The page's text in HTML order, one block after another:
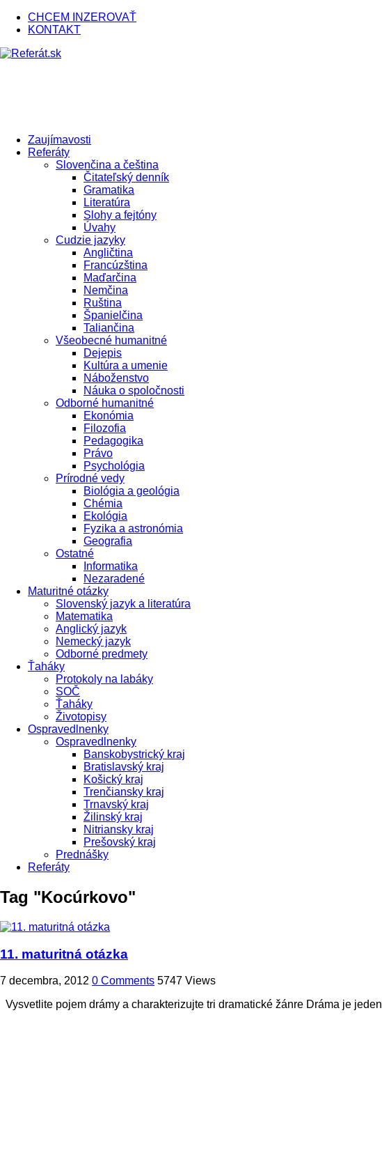
CHCEM INZEROVAŤ
KONTAKT
Zaujímavosti
Referáty
Slovenčina a čeština
Čitateľský denník
Gramatika
Literatúra
Slohy a fejtóny
Úvahy
Cudzie jazyky
Angličtina
Francúzština
Maďarčina
Nemčina
Ruština
Španielčina
Taliančina
Všeobecné humanitné
Dejepis
Kultúra a umenie
Náboženstvo
Náuka o spoločnosti
Odborné humanitné
Ekonómia
Filozofia
Pedagogika
Právo
Psychológia
Prírodné vedy
Biológia a geológia
Chémia
Ekológia
Fyzika a astronómia
Geografia
Ostatné
Informatika
Nezaradené
Maturitné otázky
Slovenský jazyk a literatúra
Matematika
Anglický jazyk
Nemecký jazyk
Odborné predmety
Ťaháky
Protokoly na labáky
SOČ
Ťaháky
Životopisy
Ospravedlnenky
Ospravedlnenky
Banskobystrický kraj
Bratislavský kraj
Košický kraj
Trenčiansky kraj
Trnavský kraj
Žilinský kraj
Nitriansky kraj
Prešovský kraj
Prednášky
Referáty
Tag "Kocúrkovo"
11. maturitná otázka
7 decembra, 2012 0 Comments 5747 Views
Vysvetlite pojem drámy a charakterizujte tri dramatické žánre Dráma je jeden